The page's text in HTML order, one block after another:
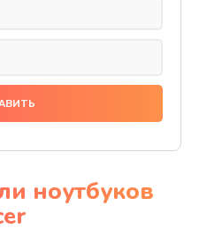
BIOS
ноутбуков